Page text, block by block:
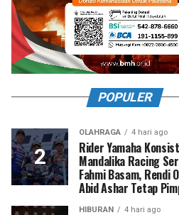
POPULER
OLAHRAGA 4 hari ago
Rider Yamaha
Mandalika Racing
Fahmi Basam, Rendi
Abid Ashar Tetap
HIBURAN 4 hari ago